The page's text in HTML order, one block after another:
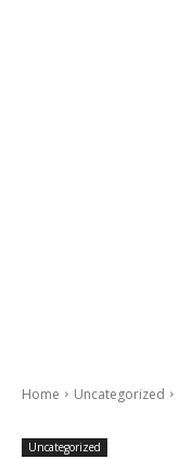
Home Uncategorized
Uncategorized